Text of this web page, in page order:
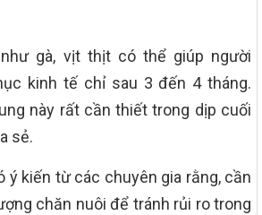
gà, vịt thịt có thể giúp người
kinh tế chỉ sau 3 đến 4 tháng.
này rất cần thiết trong dịp cuối
sẻ.
ý kiến từ các chuyên gia rằng, cần
chăn nuôi để tránh rủi ro trong